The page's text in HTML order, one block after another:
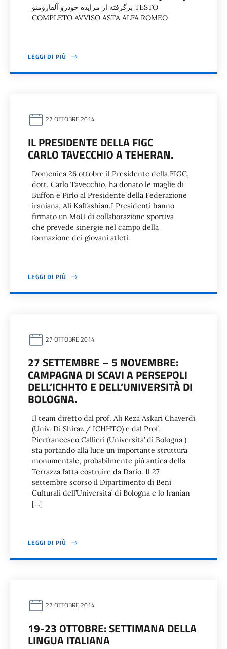
برگرفته از مزایده خودرو آلفارومئو TESTO
COMPLETO AVVISO ASTA ALFA ROMEO
LEGGI DI PIÙ
27 OTTOBRE 2014
IL PRESIDENTE DELLA FIGC
CARLO TAVECCHIO A TEHERAN.
Domenica 26 ottobre il Presidente della FIGC,
dott. Carlo Tavecchio, ha donato le maglie di
Buffon e Pirlo al Presidente della Federazione
iraniana, Ali Kaffashian.I Presidenti hanno
firmato un MoU di collaborazione sportiva
che prevede sinergie nel campo della
formazione dei giovani atleti.
LEGGI DI PIÙ
27 OTTOBRE 2014
27 SETTEMBRE – 5 NOVEMBRE:
CAMPAGNA DI SCAVI A PERSEPOLI
DELL’ICHHTO E DELL’UNIVERSITÀ DI
BOLOGNA.
Il team diretto dal prof. Ali Reza Askari Chaverdi
(Univ. Di Shiraz / ICHHTO) e dal Prof.
Pierfrancesco Callieri (Universita’ di Bologna )
sta portando alla luce un importante struttura
monumentale, probabilmente più antica della
Terrazza fatta costruire da Dario. Il 27
settembre scorso il Dipartimento di Beni
Culturali dell’Universita’ di Bologna e lo Iranian
[…]
LEGGI DI PIÙ
27 OTTOBRE 2014
19-23 OTTOBRE: SETTIMANA DELLA
LINGUA ITALIANA